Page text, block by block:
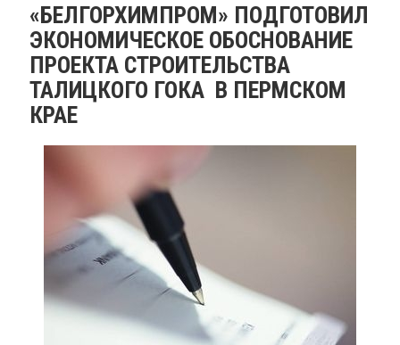
«БЕЛГОРХИМПРОМ» ПОДГОТОВИЛ
ЭКОНОМИЧЕСКОЕ ОБОСНОВАНИЕ
ПРОЕКТА СТРОИТЕЛЬСТВА
ТАЛИЦКОГО ГОКА В ПЕРМСКОМ
КРАЕ